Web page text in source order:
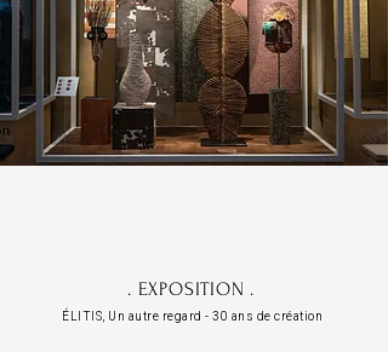
. EXPOSITION .
ÉLITIS, Un autre regard - 30 ans de création